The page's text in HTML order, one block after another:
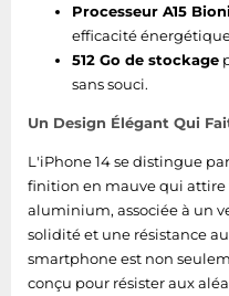
Détecteurs
Capteur
d'orientation
Baromètre
Gyroscope
Capteur de
proximité
Processeur A15
efficacité
512 Go de stockage
sans souci.
Un Design Élégant Qui
L'iPhone 14 se distingue
finition en mauve qui attire
aluminium, associée à un
solidité et une résistance
smartphone est non
conçu pour résister aux